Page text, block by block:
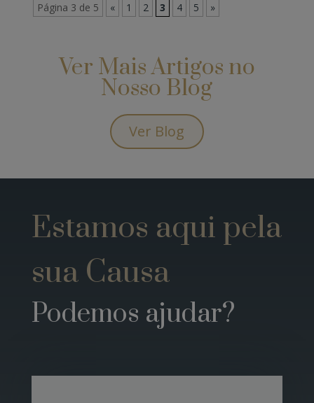
Página 3 de 5 « 1 2 3 4 5 »
Ver Mais Artigos no
Nosso Blog
Ver Blog
Estamos aqui pela
sua Causa
Podemos ajudar?